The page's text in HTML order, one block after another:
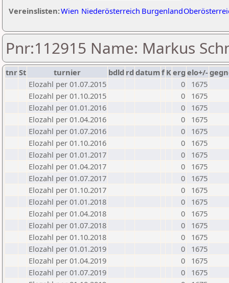
Vereinslisten:Wien Niederösterreich Burgenland
Pnr:112915 Name: Markus
tnrSt turnier bdld rd datumf Kerg elo+/-
Elozahl per 01.07.2015
0
1675
Elozahl per 01.10.2015
0
1675
Elozahl per 01.01.2016
0
1675
Elozahl per 01.04.2016
0
1675
Elozahl per 01.07.2016
0
1675
Elozahl per 01.10.2016
0
1675
Elozahl per 01.01.2017
0
1675
Elozahl per 01.04.2017
0
1675
Elozahl per 01.07.2017
0
1675
Elozahl per 01.10.2017
0
1675
Elozahl per 01.01.2018
0
1675
Elozahl per 01.04.2018
0
1675
Elozahl per 01.07.2018
0
1675
Elozahl per 01.10.2018
0
1675
Elozahl per 01.01.2019
0
1675
Elozahl per 01.04.2019
0
1675
Elozahl per 01.07.2019
0
1675